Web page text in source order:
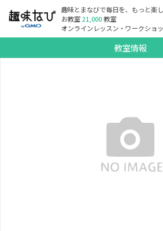
趣味とまなびで毎日を、もっと楽
お教室21,000教室
オンラインレッスン・ワークショ
教室情報